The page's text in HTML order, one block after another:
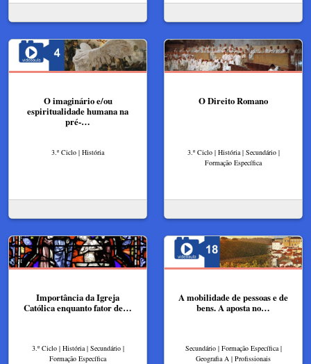
O imaginário e/ou
espiritualidade humana na
pré-…
3.º Ciclo | História
O Direito Romano
3.º Ciclo | História | Secundário |
Formação Específica
Importância da Igreja
Católica enquanto fator de…
3.º Ciclo | História | Secundário |
Formação Específica
A mobilidade de pessoas e de
bens. A aposta no…
Secundário | Formação Específica |
Geografia A | Profissionais